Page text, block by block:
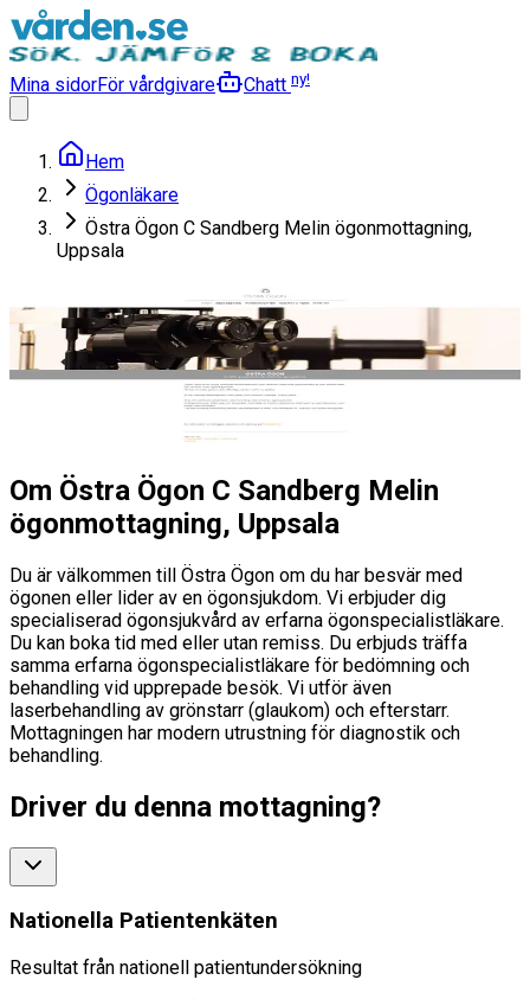
Mina sidorFör vårdgivare Chatt ny!
Hem
Ögonläkare
Östra Ögon C Sandberg Melin ögonmottagning,
Uppsala
Östra Ögon C Sandberg Melin
ögonmottagning, Uppsala
Om Östra Ögon C Sandberg Melin
ögonmottagning, Uppsala
Du är välkommen till Östra Ögon om du har besvär med
ögonen eller lider av en ögonsjukdom. Vi erbjuder dig
specialiserad ögonsjukvård av erfarna ögonspecialistläkare.
Du kan boka tid med eller utan remiss. Du erbjuds träffa
samma erfarna ögonspecialistläkare för bedömning och
behandling vid upprepade besök. Vi utför även
laserbehandling av grönstarr (glaukom) och efterstarr.
Mottagningen har modern utrustning för diagnostik och
behandling.
Driver du denna mottagning?
Nationella Patientenkäten
Resultat från nationell patientundersökning